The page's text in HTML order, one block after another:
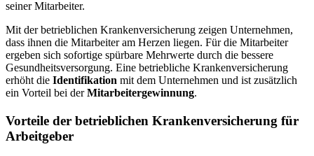
seiner Mitarbeiter.
Mit der betrieblichen Krankenversicherung zeigen Unternehmen,
dass ihnen die Mitarbeiter am Herzen liegen. Für die Mitarbeiter
ergeben sich sofortige spürbare Mehrwerte durch die bessere
Gesundheitsversorgung. Eine betriebliche Krankenversicherung
erhöht die Identifikation mit dem Unternehmen und ist zusätzlich
ein Vorteil bei derMitarbeitergewinnung.
Vorteile der betrieblichen Krankenversicherung für
Arbeitgeber